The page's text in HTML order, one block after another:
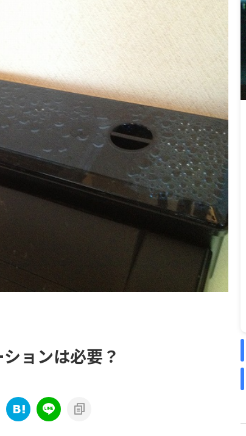
ョンは必要？